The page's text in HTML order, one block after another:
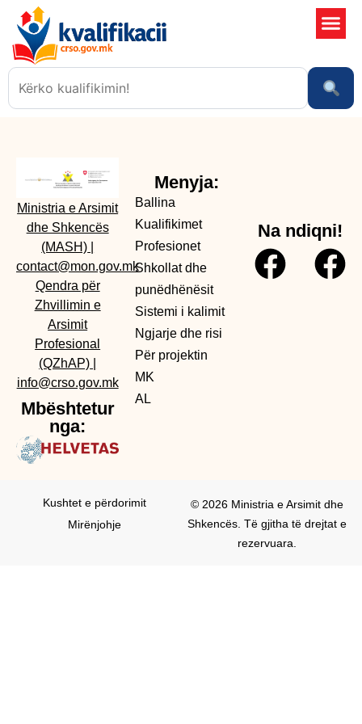
Ministria e Arsimit
dhe Shkencës
(MASH)
contact@mon.gov.mk
Qendra për
Zhvillimin e
Arsimit
Profesional
(QZhAP)
info@crso.gov.mk
Mbështetur
nga:
Menyja:
Ballina
Kualifikimet
Profesionet
Shkollat dhe
punëdhënësit
Sistemi i kalimit
Ngjarje dhe risi
Për projektin
MK
AL
Na ndiqni!
© 2026 Ministria e Arsimit dhe
Shkencës. Të gjitha të drejtat e
rezervuara.
Kushtet e përdorimit
Mirënjohje